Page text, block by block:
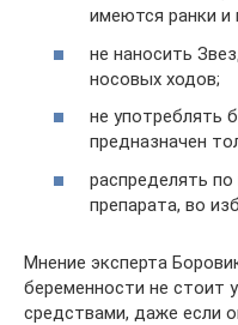
имеются ранки и
не наносить
носовых ходов;
не употреблять
предназначен
распределять
препарата, во
Мнение эксперта
беременности не стоит
средствами, даже если